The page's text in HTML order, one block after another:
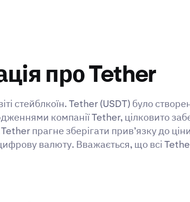
про Tether
стейблкоїн. Tether (USDT) було
компанії Tether, цілковито
прагне зберігати прив’язку до
валюту. Вважається, що всі